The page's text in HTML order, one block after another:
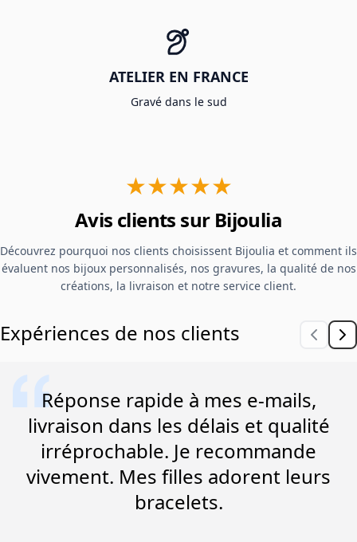
ATELIER EN FRANCE
Gravé dans le sud
★★★★★
Avis clients sur Bijoulia
Découvrez pourquoi nos clients choisissent Bijoulia et comment ils
évaluent nos bijoux personnalisés, nos gravures, la qualité de nos
créations, la livraison et notre service client.
Expériences de nos clients
Réponse rapide à mes e-mails,
livraison dans les délais et qualité
irréprochable. Je recommande
vivement. Mes filles adorent leurs
bracelets.